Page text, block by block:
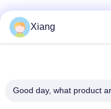
Xiang
Good day, what product